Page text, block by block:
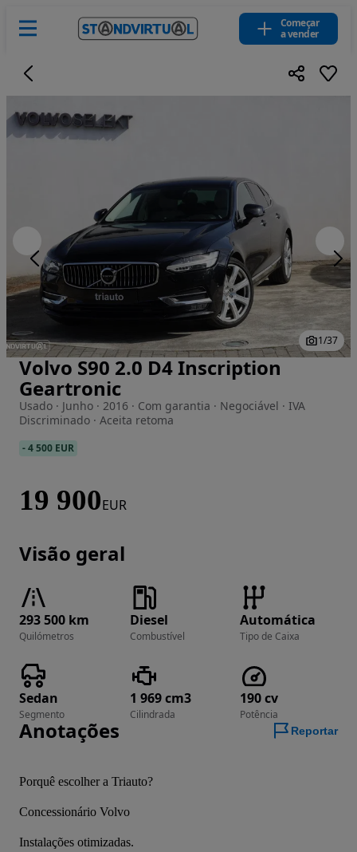
Começar
a vender
Imagem 1 de 37
1/37
Volvo S90 2.0 D4 Inscription
Geartronic
Usado · Junho · 2016 · Com garantia · Negociável · IVA
Discriminado · Aceita retoma
-4 500 EUR
19 900EUR
Visão geral
293 500 km
Quilómetros
Diesel
Combustível
Automática
Tipo de Caixa
Sedan
Segmento
1 969 cm3
Cilindrada
190 cv
Potência
Anotações Reportar
Porquê escolher a Triauto?
Concessionário Volvo
Instalações otimizadas.